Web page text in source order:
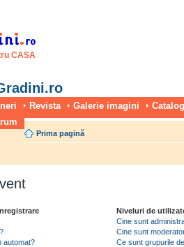
CASA
Revista Galerie imagini
Prima pagină
automat?
Niveluri de
Cine sunt
Cine sunt
Ce sunt grupurile